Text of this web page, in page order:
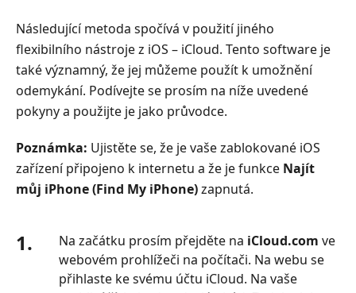
Následující metoda spočívá v použití jiného
flexibilního nástroje z iOS – iCloud. Tento software je
také významný, že jej můžeme použít k umožnění
odemykání. Podívejte se prosím na níže uvedené
pokyny a použijte je jako průvodce.
Poznámka: Ujistěte se, že je vaše zablokované iOS
zařízení připojeno k internetu a že je funkce Najít
můj iPhone (Find My iPhone)zapnutá.
1. Na začátku prosím přejděte na iCloud.com ve
webovém prohlížeči na počítači. Na webu se
přihlaste ke svému účtu iCloud. Na vaše